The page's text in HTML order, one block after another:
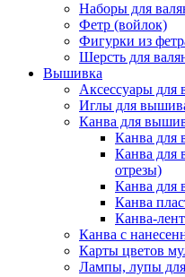
Наборы для
Фетр (войлок)
Фигурки из
Шерсть для
Вышивка
Аксессуары
Иглы для
Канва для
Канва для
Канва для
отрезы)
Канва для
Канва
Канва-
Канва с
Карты цветов
Лампы, лупы для